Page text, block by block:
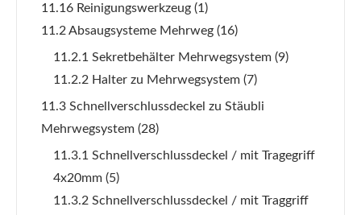
11.16 Reinigungswerkzeug (1)
11.2 Absaugsysteme Mehrweg (16)
11.2.1 Sekretbehälter Mehrwegsystem (9)
11.2.2 Halter zu Mehrwegsystem (7)
11.3 Schnellverschlussdeckel zu Stäubli
Mehrwegsystem (28)
11.3.1 Schnellverschlussdeckel / mit Tragegriff
4x20mm (5)
11.3.2 Schnellverschlussdeckel / mit Traggriff